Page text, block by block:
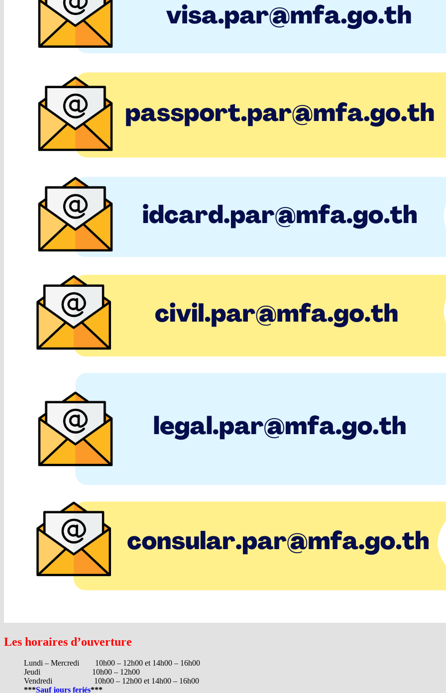
Les horaires d’ouverture
Lundi – Mercredi 10h00 – 12h00 et 14h00 – 16h00
Jeudi 10h00 – 12h00
Vendredi 10h00 – 12h00 et 14h00 – 16h00
***Sauf jours feriés***